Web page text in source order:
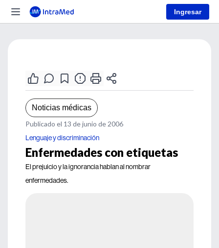
Ingresar
Noticias médicas
Publicado el 13 de junio de 2006
Lenguaje y discriminación
Enfermedades con etiquetas
El prejuicio y la ignorancia hablan al nombrar
enfermedades.